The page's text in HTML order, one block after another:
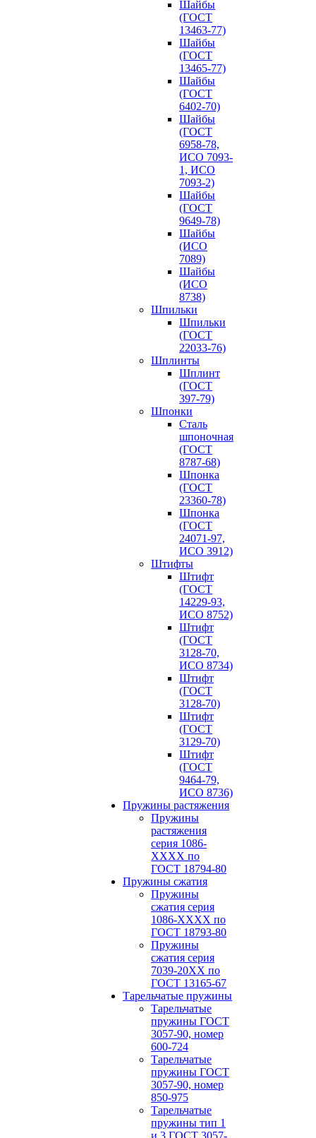
Шайбы
(ГОСТ
13463-77)
Шайбы
(ГОСТ
13465-77)
Шайбы
(ГОСТ
6402-70)
Шайбы
(ГОСТ
6958-78,
ИСО 7093-
1, ИСО
7093-2)
Шайбы
(ГОСТ
9649-78)
Шайбы
(ИСО
7089)
Шайбы
(ИСО
8738)
Шпильки
Шпильки
(ГОСТ
22033-76)
Шплинты
Шплинт
(ГОСТ
397-79)
Шпонки
Сталь
шпоночная
(ГОСТ
8787-68)
Шпонка
(ГОСТ
23360-78)
Шпонка
(ГОСТ
24071-97,
ИСО 3912)
Штифты
Штифт
(ГОСТ
14229-93,
ИСО 8752)
Штифт
(ГОСТ
3128-70,
ИСО 8734)
Штифт
(ГОСТ
3128-70)
Штифт
(ГОСТ
3129-70)
Штифт
(ГОСТ
9464-79,
ИСО 8736)
Пружины растяжения
Пружины
растяжения
серия 1086-
ХХХХ по
ГОСТ 18794‑80
Пружины сжатия
Пружины
сжатия серия
1086-ХХХХ по
ГОСТ 18793‑80
Пружины
сжатия серия
7039-20ХХ по
ГОСТ 13165‑67
Тарельчатые пружины
Тарельчатые
пружины ГОСТ
3057-90, номер
600-724
Тарельчатые
пружины ГОСТ
3057-90, номер
850-975
Тарельчатые
пружины тип 1
и 3 ГОСТ 3057-